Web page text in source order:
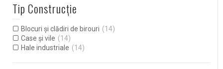
Tip Construcție
Blocuri și clădiri de birouri (14)
Case și vile (14)
Hale industriale (14)